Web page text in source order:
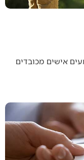
אישים מכובדים